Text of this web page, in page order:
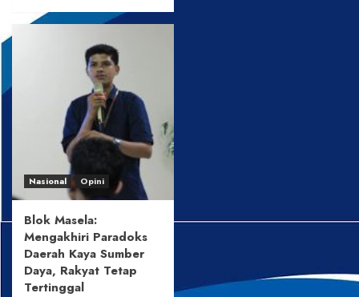
Nasional Opini
Blok Masela:
Mengakhiri Paradoks
Daerah Kaya Sumber
Daya, Rakyat Tetap
Tertinggal